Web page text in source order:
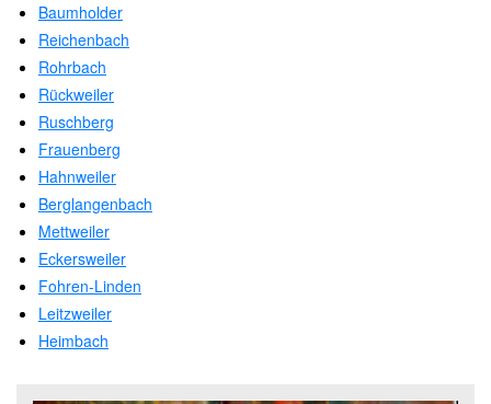
Baumholder
Reichenbach
Rohrbach
Rückweiler
Ruschberg
Frauenberg
Hahnweiler
Berglangenbach
Mettweiler
Eckersweiler
Fohren-Linden
Leitzweiler
Heimbach